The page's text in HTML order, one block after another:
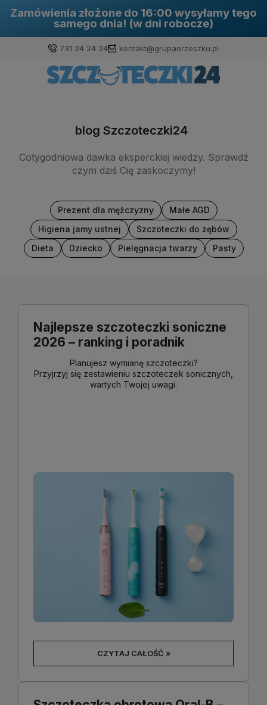
Zamówienia złożone do 16:00 wysyłamy tego
samego dnia! (w dni robocze)
731 24 24 24 kontakt@grupaorzeszku.pl
blog Szczoteczki24
Cotygodniowa dawka eksperckiej wiedzy. Sprawdź
czym dziś Cię zaskoczymy!
Prezent dla mężczyzny
Małe AGD
Higiena jamy ustnej
Szczoteczki do zębów
Dieta
Dziecko Pielęgnacja twarzy Pasty
Najlepsze szczoteczki soniczne
2026 – ranking i poradnik
Planujesz wymianę szczoteczki?
Przyjrzyj się zestawieniu szczoteczek sonicznych,
wartych Twojej uwagi.
CZYTAJ CAŁOŚĆ »